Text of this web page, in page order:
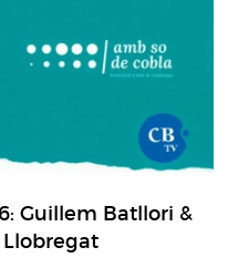
Guillem Batllori &